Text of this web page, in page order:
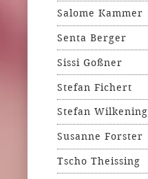
Salome Kammer
Senta Berger
Sissi Goßner
Stefan Fichert
Stefan Wilkening
Susanne Forster
Tscho Theissing